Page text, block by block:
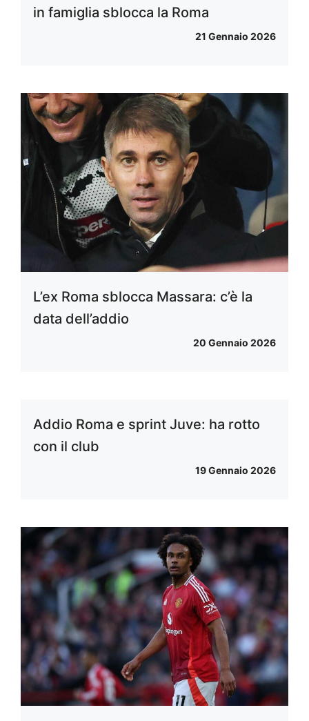
in famiglia sblocca la Roma
21 Gennaio 2026
L’ex Roma sblocca Massara: c’è la
data dell’addio
20 Gennaio 2026
Addio Roma e sprint Juve: ha rotto
con il club
19 Gennaio 2026